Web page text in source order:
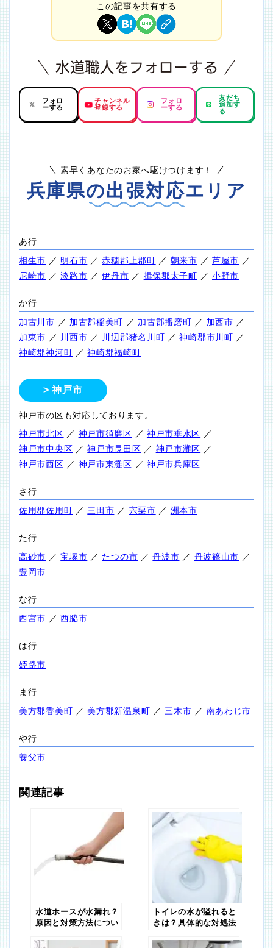
この記事を共有する
フォロ
ーする
チャンネル
登録する
フォロ
ーする
友だち
追加す
る
素早くあなたのお家へ駆けつけます！
兵庫県の出張対応エリア
あ行
相生市 ／ 明石市 ／赤穂郡上郡町 ／ 朝来市 ／ 芦屋市 ／
尼崎市 ／淡路市 ／伊丹市 ／ 揖保郡太子町 ／ 小野市
か行
加古川市 ／ 加古郡稲美町 ／ 加古郡播磨町 ／ 加西市 ／
加東市 ／ 川西市 ／ 川辺郡猪名川町 ／神崎郡市川町 ／
神崎郡神河町 ／神崎郡福崎町
神戸市
神戸市の区も対応しております。
神戸市北区 ／ 神戸市須磨区 ／ 神戸市垂水区 ／
神戸市中央区 ／神戸市長田区 ／ 神戸市灘区 ／
神戸市西区 ／ 神戸市東灘区 ／ 神戸市兵庫区
さ行
佐用郡佐用町 ／ 三田市 ／ 宍粟市 ／ 洲本市
た行
高砂市 ／宝塚市 ／ たつの市 ／丹波市 ／ 丹波篠山市 ／
豊岡市
な行
西宮市 ／西脇市
は行
姫路市
ま行
美方郡香美町 ／ 美方郡新温泉町 ／ 三木市 ／ 南あわじ市
や行
養父市
関連記事
水道ホースが水漏れ？
原因と対策方法につい
トイレの水が溢れると
きは？具体的な対処法